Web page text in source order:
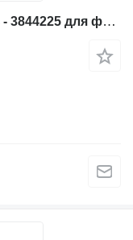
Гидроцилиндр Caterpillar 4129384 - 3844225 для фронтального погрузчика Caterpillar 6030 6040 6060 966D 966E 970F 966F 6040FS 6050FS 6060FS 9090FS 966FII